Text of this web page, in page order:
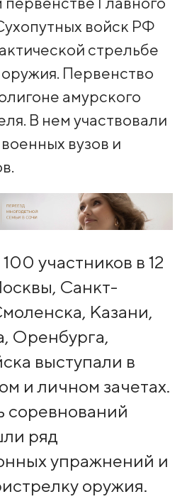
войск РФ
стрельбе
оружия. Первенство
амурского
В нем участвовали
вузов и
участников в 12
Санкт-
Казани,
Оренбурга,
выступали в
и личном зачетах.
соревнований
ряд
упражнений и
оружия.